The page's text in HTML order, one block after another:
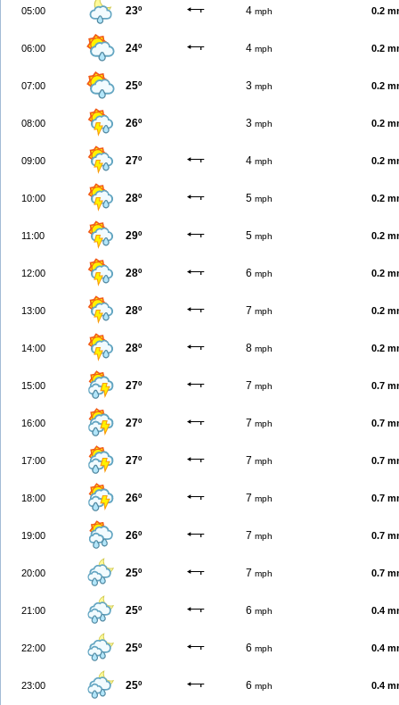
05:00 23º 4 mph 0.2
06:00 24º 4 mph 0.2
07:00 25º 3 mph 0.2
08:00 26º 3 mph 0.2
09:00 27º 4 mph 0.2
10:00 28º 5 mph 0.2
11:00 29º 5 mph 0.2
12:00 28º 6 mph 0.2
13:00 28º 7 mph 0.2
14:00 28º 8 mph 0.2
15:00 27º 7 mph 0.7
16:00 27º 7 mph 0.7
17:00 27º 7 mph 0.7
18:00 26º 7 mph 0.7
19:00 26º 7 mph 0.7
20:00 25º 7 mph 0.7
21:00 25º 6 mph 0.4
22:00 25º 6 mph 0.4
23:00 25º 6 mph 0.4